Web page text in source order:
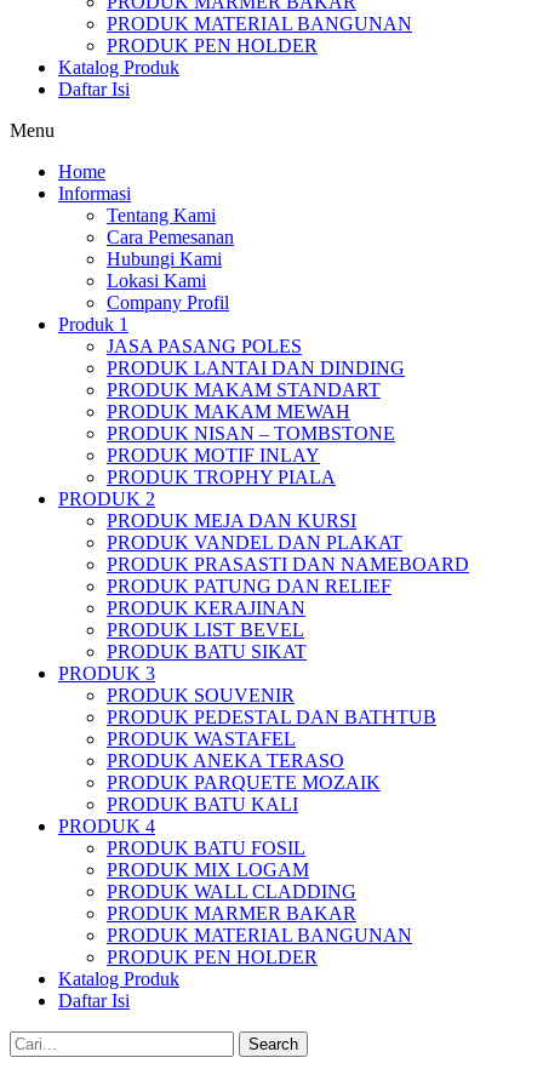
PRODUK MATERIAL BANGUNAN
PRODUK PEN HOLDER
Katalog Produk
Daftar Isi
Menu
Home
Informasi
Tentang Kami
Cara Pemesanan
Hubungi Kami
Lokasi Kami
Company Profil
Produk 1
JASA PASANG POLES
PRODUK LANTAI DAN DINDING
PRODUK MAKAM STANDART
PRODUK MAKAM MEWAH
PRODUK NISAN – TOMBSTONE
PRODUK MOTIF INLAY
PRODUK TROPHY PIALA
PRODUK 2
PRODUK MEJA DAN KURSI
PRODUK VANDEL DAN PLAKAT
PRODUK PRASASTI DAN NAMEBOARD
PRODUK PATUNG DAN RELIEF
PRODUK KERAJINAN
PRODUK LIST BEVEL
PRODUK BATU SIKAT
PRODUK 3
PRODUK SOUVENIR
PRODUK PEDESTAL DAN BATHTUB
PRODUK WASTAFEL
PRODUK ANEKA TERASO
PRODUK PARQUETE MOZAIK
PRODUK BATU KALI
PRODUK 4
PRODUK BATU FOSIL
PRODUK MIX LOGAM
PRODUK WALL CLADDING
PRODUK MARMER BAKAR
PRODUK MATERIAL BANGUNAN
PRODUK PEN HOLDER
Katalog Produk
Daftar Isi
Search